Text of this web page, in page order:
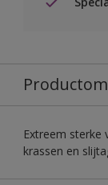
Extreem sterke
krassen en